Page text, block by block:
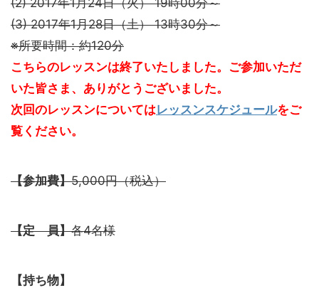
(3) 2017年1月28日（土） 13時30分～
※所要時間：約120分
こちらのレッスンは終了いたしました。ご参加いただ
いた皆さま、ありがとうございました。
次回のレッスンについてはレッスンスケジュールをご
覧ください。
【参加費】5,000円（税込）
【定 員】各4名様
【持ち物】